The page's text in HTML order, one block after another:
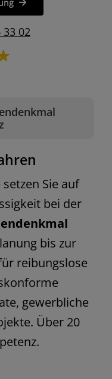
Sie auf
bei der
bis zur
reibungslose
gewerbliche
Über 20
33 02